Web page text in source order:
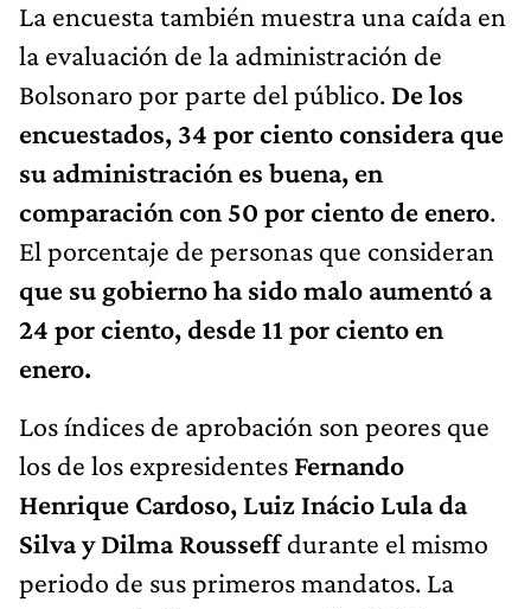
La encuesta también muestra una caída en
la evaluación de la administración de
Bolsonaro por parte del público. De los
encuestados, 34 por ciento considera que
su administración es buena, en
comparación con 50 por ciento de enero.
El porcentaje de personas que consideran
que su gobierno ha sido malo aumentó a
24 por ciento, desde 11 por ciento en
enero.
Los índices de aprobación son peores que
los de los expresidentes Fernando
Henrique Cardoso, Luiz Inácio Lula da
Silva y Dilma Rousseffdurante el mismo
periodo de sus primeros mandatos. La